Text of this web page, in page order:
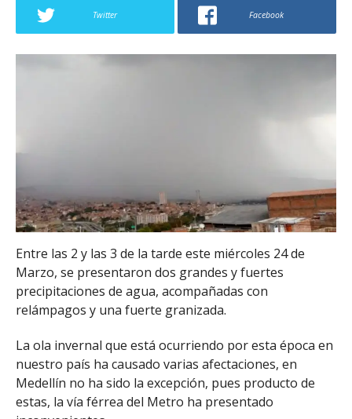
Twitter Facebook
Entre las 2 y las 3 de la tarde este miércoles 24 de
Marzo, se presentaron dos grandes y fuertes
precipitaciones de agua, acompañadas con
relámpagos y una fuerte granizada.
La ola invernal que está ocurriendo por esta época en
nuestro país ha causado varias afectaciones, en
Medellín no ha sido la excepción, pues producto de
estas, la vía férrea del Metro ha presentado